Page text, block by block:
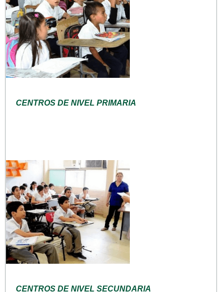
CENTROS DE NIVEL PRIMARIA
CENTROS DE NIVEL SECUNDARIA